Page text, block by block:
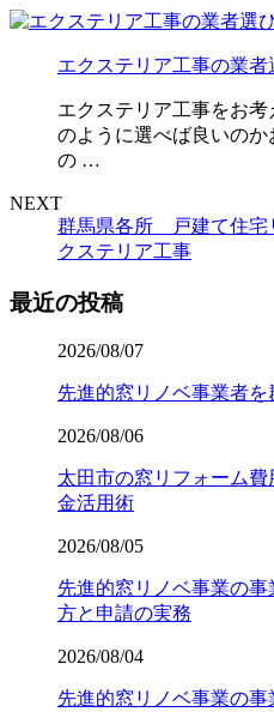
エクステリア工事の業
エクステリア工事をお
のように選べば良いのか
の …
NEXT
群馬県各所 戸建て住宅
クステリア工事
最近の投稿
2026/08/07
先進的窓リノベ事業者
2026/08/06
太田市の窓リフォーム費
金活用術
2026/08/05
先進的窓リノベ事業の
方と申請の実務
2026/08/04
先進的窓リノベ事業の